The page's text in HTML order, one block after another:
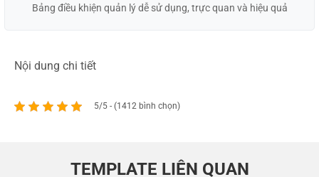
Bảng điều khiện quản lý dễ sử dụng, trực quan và hiệu quả
Nội dung chi tiết
5/5 - (1412 bình chọn)
TEMPLATE LIÊN QUAN